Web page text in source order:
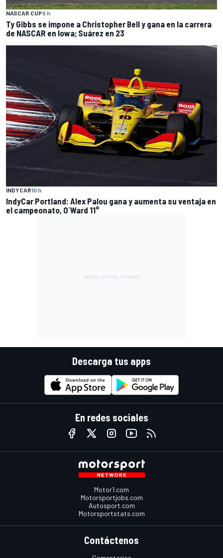
NASCAR CUP9 h
Ty Gibbs se impone a Christopher Bell y gana en la carrera
de NASCAR en Iowa; Suárez en 23
INDYCAR10 h
IndyCar Portland: Alex Palou gana y aumenta su ventaja en
el campeonato, O´Ward 11°
Descarga tus apps
En redes sociales
Motor1.com
Motorsportjobs.com
Autosport.com
Motorsportstats.com
Contáctenos